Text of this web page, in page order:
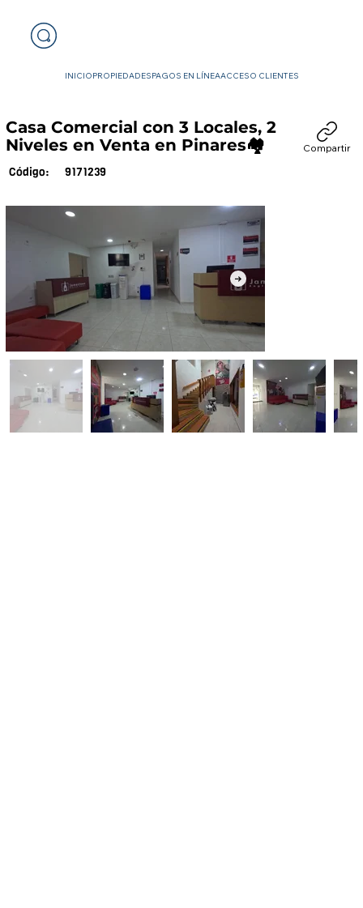
INICIOPROPIEDADESPAGOS EN LÍNEAACCESO CLIENTES
Casa Comercial con 3 Locales, 2
Niveles en Venta en Pinares🏘️
Código: 9171239
Compartir